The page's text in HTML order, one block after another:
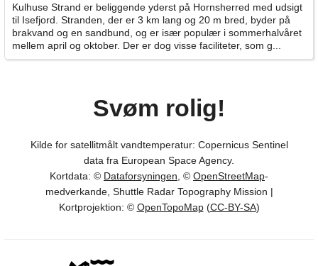
Kulhuse Strand er beliggende yderst på Hornsherred med udsigt
til Isefjord. Stranden, der er 3 km lang og 20 m bred, byder på
brakvand og en sandbund, og er især populær i sommerhalvåret
mellem april og oktober. Der er dog visse faciliteter, som g...
Svøm rolig!
Kilde for satellitmålt vandtemperatur: Copernicus Sentinel
data fra European Space Agency.
Kortdata: © Dataforsyningen , © OpenStreetMap-
medverkande, Shuttle Radar Topography Mission |
Kortprojektion: © OpenTopoMap(CC-BY-SA)